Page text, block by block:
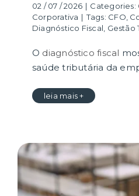
02 / 07 / 2026 | Categories:
Corporativa | Tags: CFO
Diagnóstico Fiscal Gestão
O diagnóstico fiscal
saúde tributária da
leia mais +